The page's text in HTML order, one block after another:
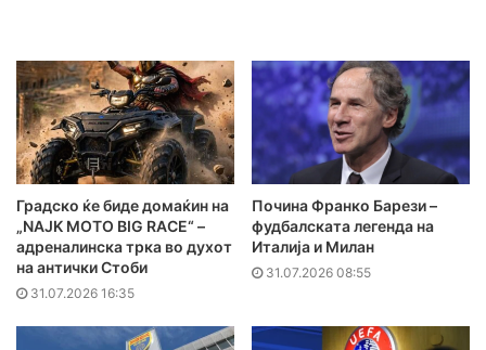
Градско ќе биде домаќин на
„NAJK MOTO BIG RACE“ –
адреналинска трка во духот
на антички Стоби
31.07.2026 16:35
Почина Франко Барези –
фудбалската легенда на
Италија и Милан
31.07.2026 08:55